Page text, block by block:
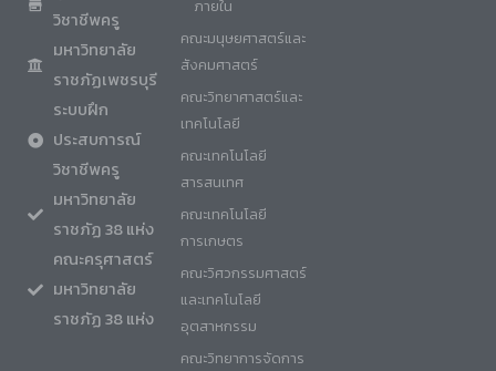
วิชาชีพครู
มหาวิทยาลัย
ราชภัฏเพชรบุรี
ระบบฝึก
ประสบการณ์
วิชาชีพครู
มหาวิทยาลัย
ราชภัฏ 38 แห่ง
คณะครุศาสตร์
มหาวิทยาลัย
ราชภัฏ 38 แห่ง
ภายใน
คณะมนุษยศาสตร์และ
สังคมศาสตร์
คณะวิทยาศาสตร์และ
เทคโนโลยี
คณะเทคโนโลยี
สารสนเทศ
คณะเทคโนโลยี
การเกษตร
คณะวิศวกรรมศาสตร์
และเทคโนโลยี
อุตสาหกรรม
คณะวิทยาการจัดการ